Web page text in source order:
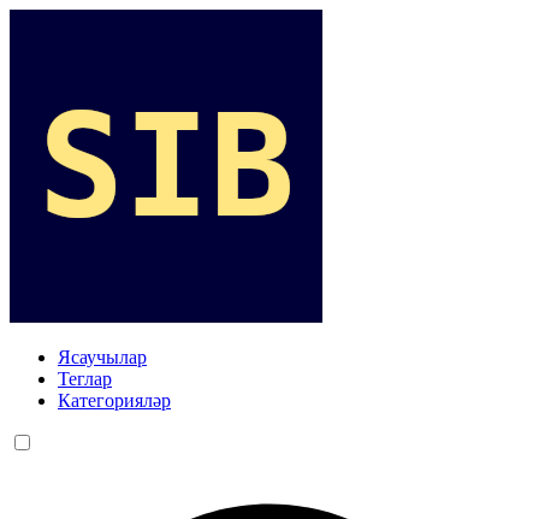
Ясаучылар
Теглар
Категорияләр